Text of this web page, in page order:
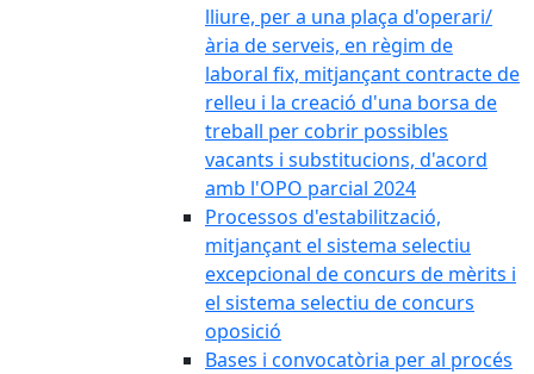
lliure, per a una plaça d'operari/
ària de serveis, en règim de
laboral fix, mitjançant contracte de
relleu i la creació d'una borsa de
treball per cobrir possibles
vacants i substitucions, d'acord
amb l'OPO parcial 2024
Processos d'estabilització,
mitjançant el sistema selectiu
excepcional de concurs de mèrits i
el sistema selectiu de concurs
oposició
Bases i convocatòria per al procés